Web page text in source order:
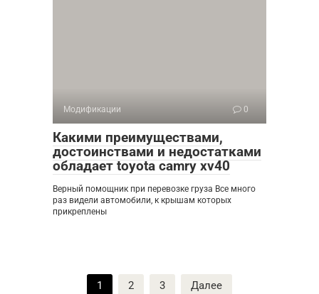
Модификации 0
Какими преимуществами,
достоинствами и недостатками
обладает toyota camry xv40
Верный помощник при перевозке груза Все много
раз видели автомобили, к крышам которых
прикреплены
1 2 3 Далее